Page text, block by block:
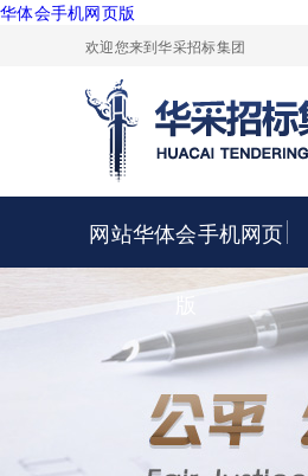
华体会手机网页版
欢迎您来到华采招标集团
网站华体会手机网页